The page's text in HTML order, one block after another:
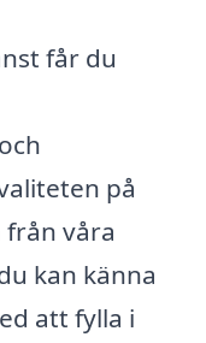
får du
på
våra
kan känna
att fylla i